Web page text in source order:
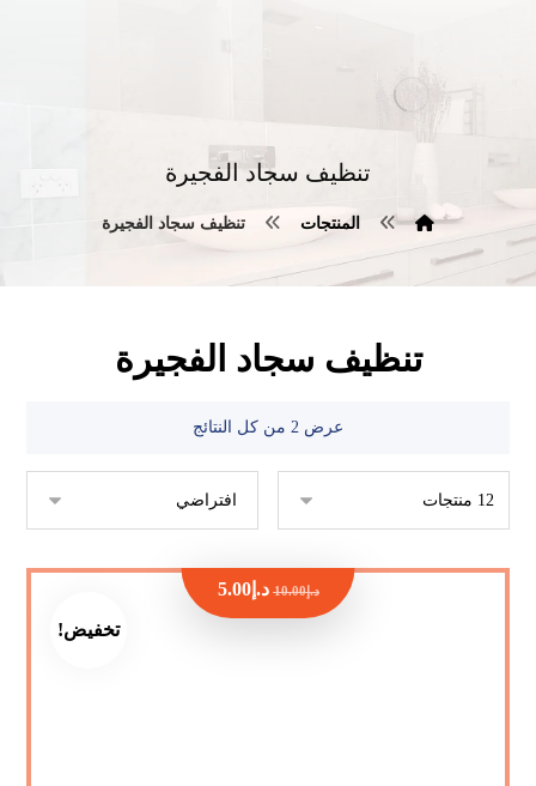
تنظيف سجاد الفجيرة
المنتجات تنظيف سجاد الفجيرة
تنظيف سجاد الفجيرة
عرض ⁦2⁩ من كل النتائج
تخفيض!
د.إ10.00 د.إ5.00